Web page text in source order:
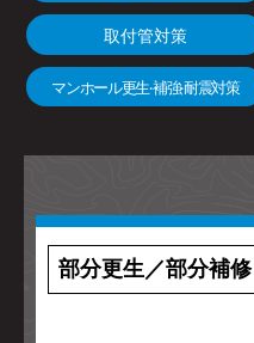
取付管対策
マンホール更生・補強・耐震対策
部分更生／部分補修